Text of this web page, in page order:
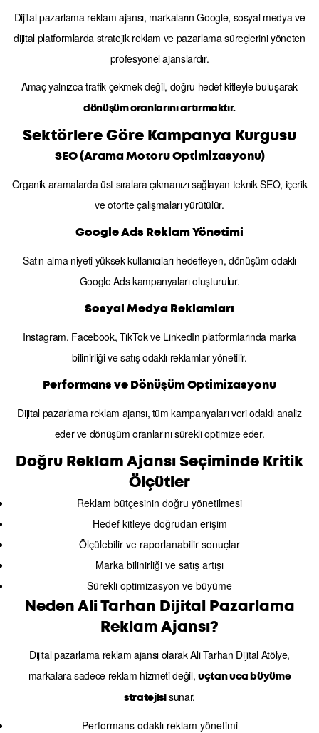
Dijital pazarlama reklam ajansı, markaların Google, sosyal medya ve
dijital platformlarda stratejik reklam ve pazarlama süreçlerini yöneten
profesyonel ajanslardır.
Amaç yalnızca trafik çekmek değil, doğru hedef kitleyle buluşarak
dönüşüm oranlarını artırmaktır.
Sektörlere Göre Kampanya Kurgusu
SEO (Arama Motoru Optimizasyonu)
Organik aramalarda üst sıralara çıkmanızı sağlayan teknik SEO, içerik
ve otorite çalışmaları yürütülür.
Google Ads Reklam Yönetimi
Satın alma niyeti yüksek kullanıcıları hedefleyen, dönüşüm odaklı
Google Ads kampanyaları oluşturulur.
Sosyal Medya Reklamları
Instagram, Facebook, TikTok ve LinkedIn platformlarında marka
bilinirliği ve satış odaklı reklamlar yönetilir.
Performans ve Dönüşüm Optimizasyonu
Dijital pazarlama reklam ajansı, tüm kampanyaları veri odaklı analiz
eder ve dönüşüm oranlarını sürekli optimize eder.
Doğru Reklam Ajansı Seçiminde Kritik
Ölçütler
Reklam bütçesinin doğru yönetilmesi
Hedef kitleye doğrudan erişim
Ölçülebilir ve raporlanabilir sonuçlar
Marka bilinirliği ve satış artışı
Sürekli optimizasyon ve büyüme
Neden Ali Tarhan Dijital Pazarlama
Reklam Ajansı?
Dijital pazarlama reklam ajansı olarak Ali Tarhan Dijital Atölye,
markalara sadece reklam hizmeti değil, uçtan uca büyüme
stratejisisunar.
Performans odaklı reklam yönetimi